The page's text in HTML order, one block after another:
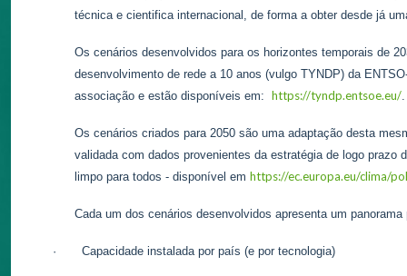
técnica e cientifica internacional, de forma a obter desde já
Os cenários desenvolvidos para os horizontes temporais de
desenvolvimento de rede a 10 anos (vulgo TYNDP) da
associação e estão disponíveis em: https://tyndp.entsoe.eu/
Os cenários criados para 2050 são uma adaptação desta
validada com dados provenientes da estratégia de logo prazo
limpo para todos - disponível em https://ec.europa.eu/clima/
Cada um dos cenários desenvolvidos apresenta um
· Capacidade instalada por país (e por tecnologia)